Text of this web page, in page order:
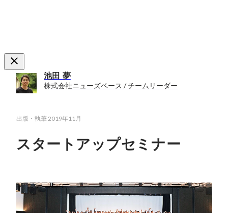
池田 夢
株式会社ニューズベース / チームリーダー
出版・執筆2019年11月
スタートアップセミナー